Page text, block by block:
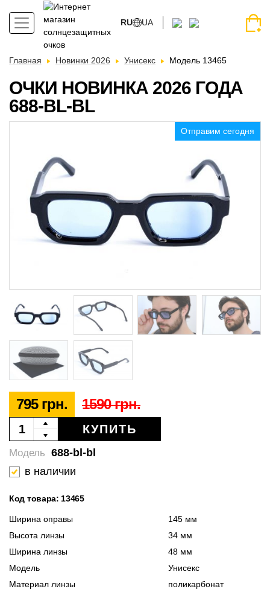
RU UA
Главная Новинки 2026 Унисекс Модель 13465
ОЧКИ НОВИНКА 2026 ГОДА
688-BL-BL
Отправим сегодня
795 грн. 1590 грн.
КУПИТЬ
688-bl-bl
Модель
в наличии
Код товара: 13465
Ширина оправы
145 мм
Высота линзы
34 мм
Ширина линзы
48 мм
Модель
Унисекс
Материал линзы
поликарбонат